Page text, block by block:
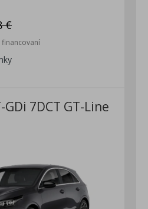
€
GDi 7DCT GT-Line